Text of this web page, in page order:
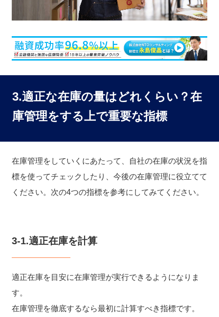
3.適正な在庫の量はどれくらい？在
庫管理をする上で重要な指標
在庫管理をしていくにあたって、自社の在庫の状況を指
標を使ってチェックしたり、今後の在庫管理に役立てて
ください。次の4つの指標を参考にしてみてください。
3-1.適正在庫を計算
適正在庫を目安に在庫管理が実行できるようになりま
す。
在庫管理を徹底するなら最初に計算すべき指標です。